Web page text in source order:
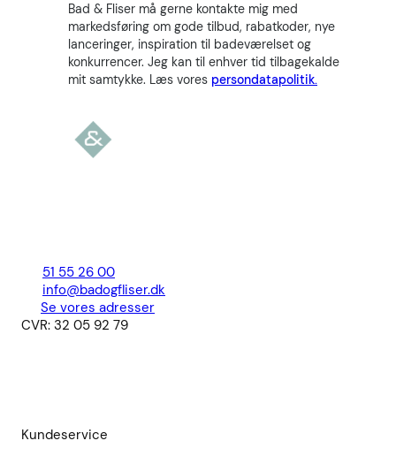
Bad & Fliser må gerne kontakte mig med
markedsføring om gode tilbud, rabatkoder, nye
lanceringer, inspiration til badeværelset og
konkurrencer. Jeg kan til enhver tid tilbagekalde
mit samtykke. Læs vores persondatapolitik.
51 55 26 00
info@badogfliser.dk
Se vores adresser
CVR: 32 05 92 79
Kundeservice